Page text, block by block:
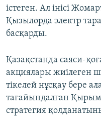
істеген. Ал інісі
Қызылорда электр
басқарды.
Қазақстанда саяси-
акциялары жиілеген
тікелей нұсқау бере
тағайындалған
стратегия